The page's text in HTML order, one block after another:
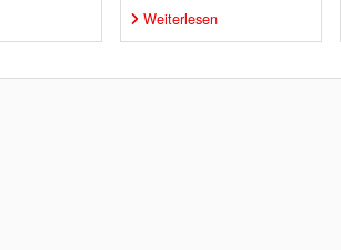
Weiterlesen